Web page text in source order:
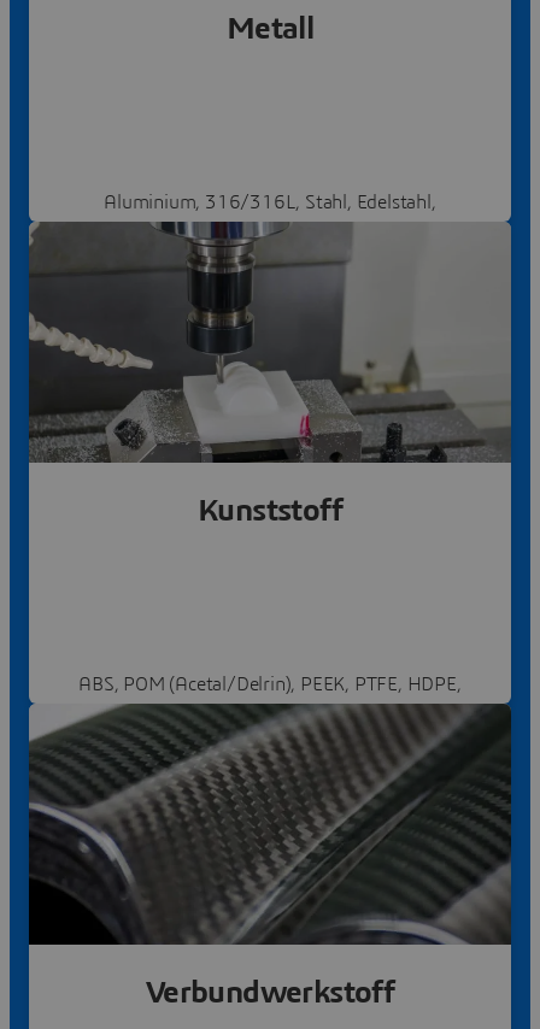
Metall
Aluminium, 316/316L, Stahl, Edelstahl,
Werkzeugstahl, Nickel, Titan ...
Mehr erfahren
Kunststoff
ABS, POM (Acetal/Delrin), PEEK, PTFE, HDPE,
PEI, PC, PP, etc.
Mehr erfahren
Verbundwerkstoff